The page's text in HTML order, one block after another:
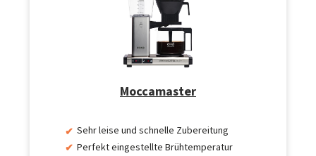
Moccamaster
Sehr leise und schnelle Zubereitung
Perfekt eingestellte Brühtemperatur